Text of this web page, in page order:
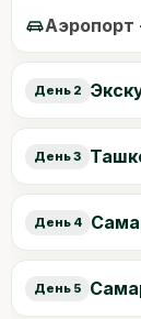
Аэропорт
День 2
День 3
День 4
День 5